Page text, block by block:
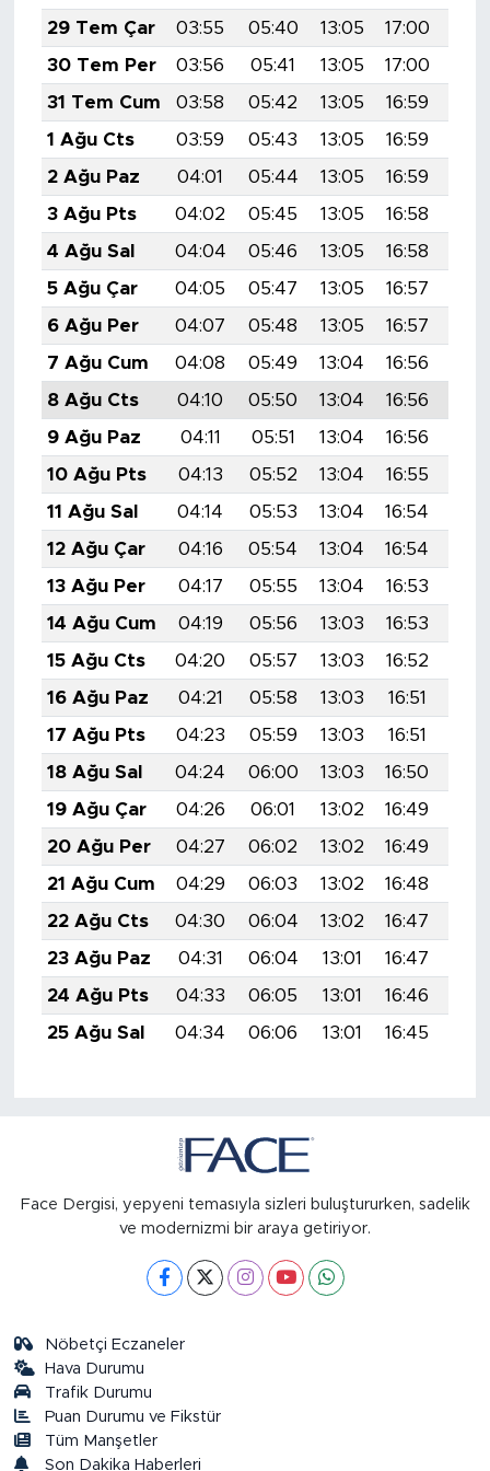
29 Tem Çar
03:55 05:40 13:05 17:00
30 Tem Per
03:56 05:41 13:05 17:00
31 Tem Cum
03:58 05:42 13:05 16:59
1 Ağu Cts
03:59 05:43 13:05 16:59
2 Ağu Paz
04:01 05:44 13:05 16:59
3 Ağu Pts
04:02 05:45 13:05 16:58
4 Ağu Sal
04:04 05:46 13:05 16:58
5 Ağu Çar
04:05 05:47 13:05 16:57
6 Ağu Per
04:07 05:48 13:05 16:57
7 Ağu Cum
04:08 05:49 13:04 16:56
8 Ağu Cts
04:10 05:50 13:04 16:56
9 Ağu Paz
04:11 05:51 13:04 16:56
10 Ağu Pts
04:13 05:52 13:04 16:55
11 Ağu Sal
04:14 05:53 13:04 16:54
12 Ağu Çar
04:16 05:54 13:04 16:54
13 Ağu Per
04:17 05:55 13:04 16:53
14 Ağu Cum
04:19 05:56 13:03 16:53
15 Ağu Cts
04:20 05:57 13:03 16:52
16 Ağu Paz
04:21 05:58 13:03 16:51
17 Ağu Pts
04:23 05:59 13:03 16:51
18 Ağu Sal
04:24 06:00 13:03 16:50
19 Ağu Çar
04:26 06:01 13:02 16:49
20 Ağu Per
04:27 06:02 13:02 16:49
21 Ağu Cum
04:29 06:03 13:02 16:48
22 Ağu Cts
04:30 06:04 13:02 16:47
23 Ağu Paz
04:31 06:04 13:01 16:47
24 Ağu Pts
04:33 06:05 13:01 16:46
25 Ağu Sal
04:34 06:06 13:01 16:45
Face Dergisi, yepyeni temasıyla sizleri buluştururken, sadelik
ve modernizmi bir araya getiriyor.
Nöbetçi Eczaneler
Hava Durumu
Trafik Durumu
Puan Durumu ve Fikstür
Tüm Manşetler
Son Dakika Haberleri